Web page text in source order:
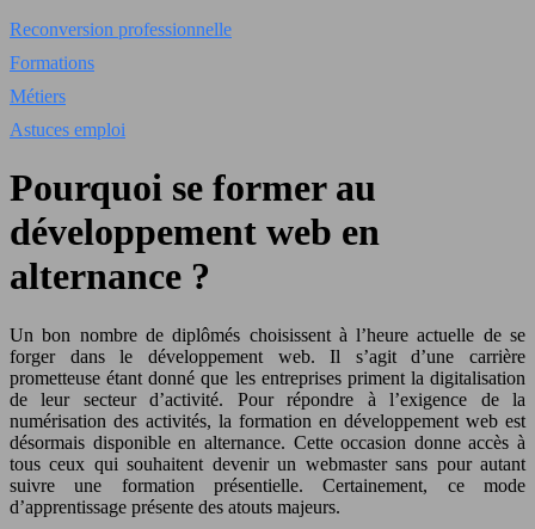
Reconversion professionnelle
Formations
Métiers
Astuces emploi
Pourquoi se former au
développement web en
alternance ?
Un bon nombre de diplômés choisissent à l’heure actuelle de se
forger dans le développement web. Il s’agit d’une carrière
prometteuse étant donné que les entreprises priment la digitalisation
de leur secteur d’activité. Pour répondre à l’exigence de la
numérisation des activités, la formation en développement web est
désormais disponible en alternance. Cette occasion donne accès à
tous ceux qui souhaitent devenir un webmaster sans pour autant
suivre une formation présentielle. Certainement, ce mode
d’apprentissage présente des atouts majeurs.